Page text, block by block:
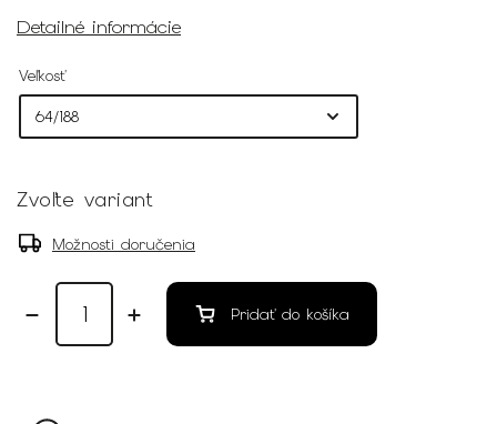
Detailné informácie
Veľkosť
Zvoľte variant
Možnosti doručenia
Pridať do košíka